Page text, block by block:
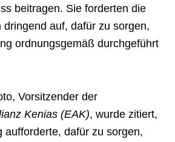
beitragen. Sie forderten die
dringend auf, dafür zu sorgen,
ordnungsgemäß durchgeführt
Vorsitzender der
Kenias (EAK), wurde zitiert,
aufforderte, dafür zu sorgen,